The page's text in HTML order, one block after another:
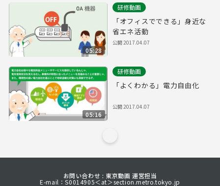
05:28
研修動画
「オフィスでできる」身近な
省エネ活動
公開2017.04.07
05:16
研修動画
「よくわかる」電力自由化
公開2017.04.07
お問い合わせ : 東京動画 運営担当
E-mail：S0014905＜at＞section.metro.tokyo.jp